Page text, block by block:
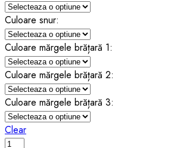
Culoare snur:
Culoare mărgele brățară 1:
Culoare mărgele brățară 2:
Culoare mărgele brățară 3:
Clear
Set